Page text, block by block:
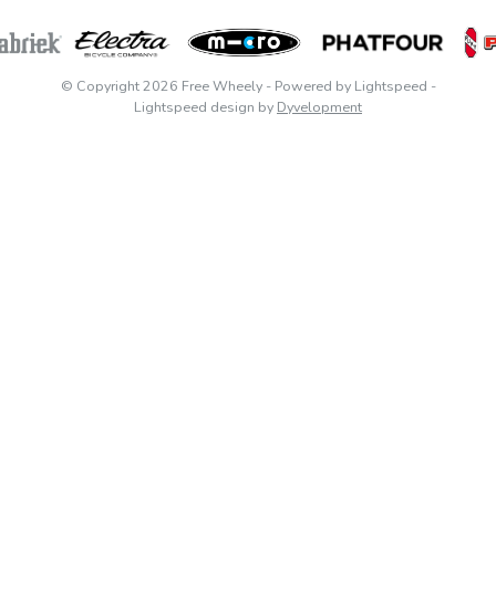
© Copyright 2026 Free Wheely- Powered by Lightspeed -
Lightspeed design by Dyvelopment